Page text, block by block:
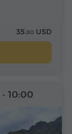
35.80 USD
- 10:00